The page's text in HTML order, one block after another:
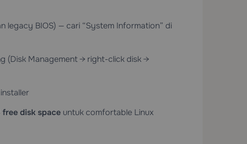
legacy BIOS) — cari “System Information” di
(Disk Management → right-click disk →
disk spaceuntuk comfortable Linux